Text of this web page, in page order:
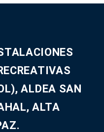
ALDEA SAN
ALTA